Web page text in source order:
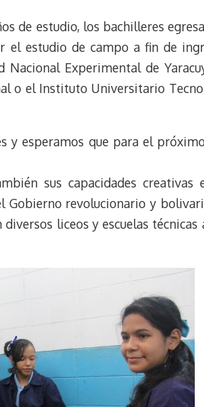
de estudio, los bachilleres
el estudio de campo a fin de
Experimental de
o el Instituto Universitario
y esperamos que para el
sus capacidades creativas
Gobierno revolucionario y
liceos y escuelas técnicas